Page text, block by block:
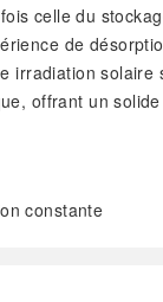
celle du
de
irradiation
offrant un
constante